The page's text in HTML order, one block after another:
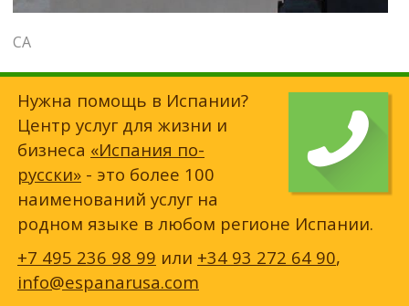
СА
Нужна помощь в Испании?
Центр услуг для жизни и
бизнеса «Испания по-
русски» - это более 100
наименований услуг на
родном языке в любом регионе Испании.
+7 495 236 98 99 или +34 93 272 64 90,
info@espanarusa.com